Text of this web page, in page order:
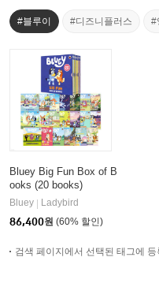
#블루이 #디즈니플러스 #
Bluey Big Fun Box of B
ooks (20 books)
Bluey
Ladybird
86,400원 (60% 할인)
검색 페이지에서 선택된 태그에